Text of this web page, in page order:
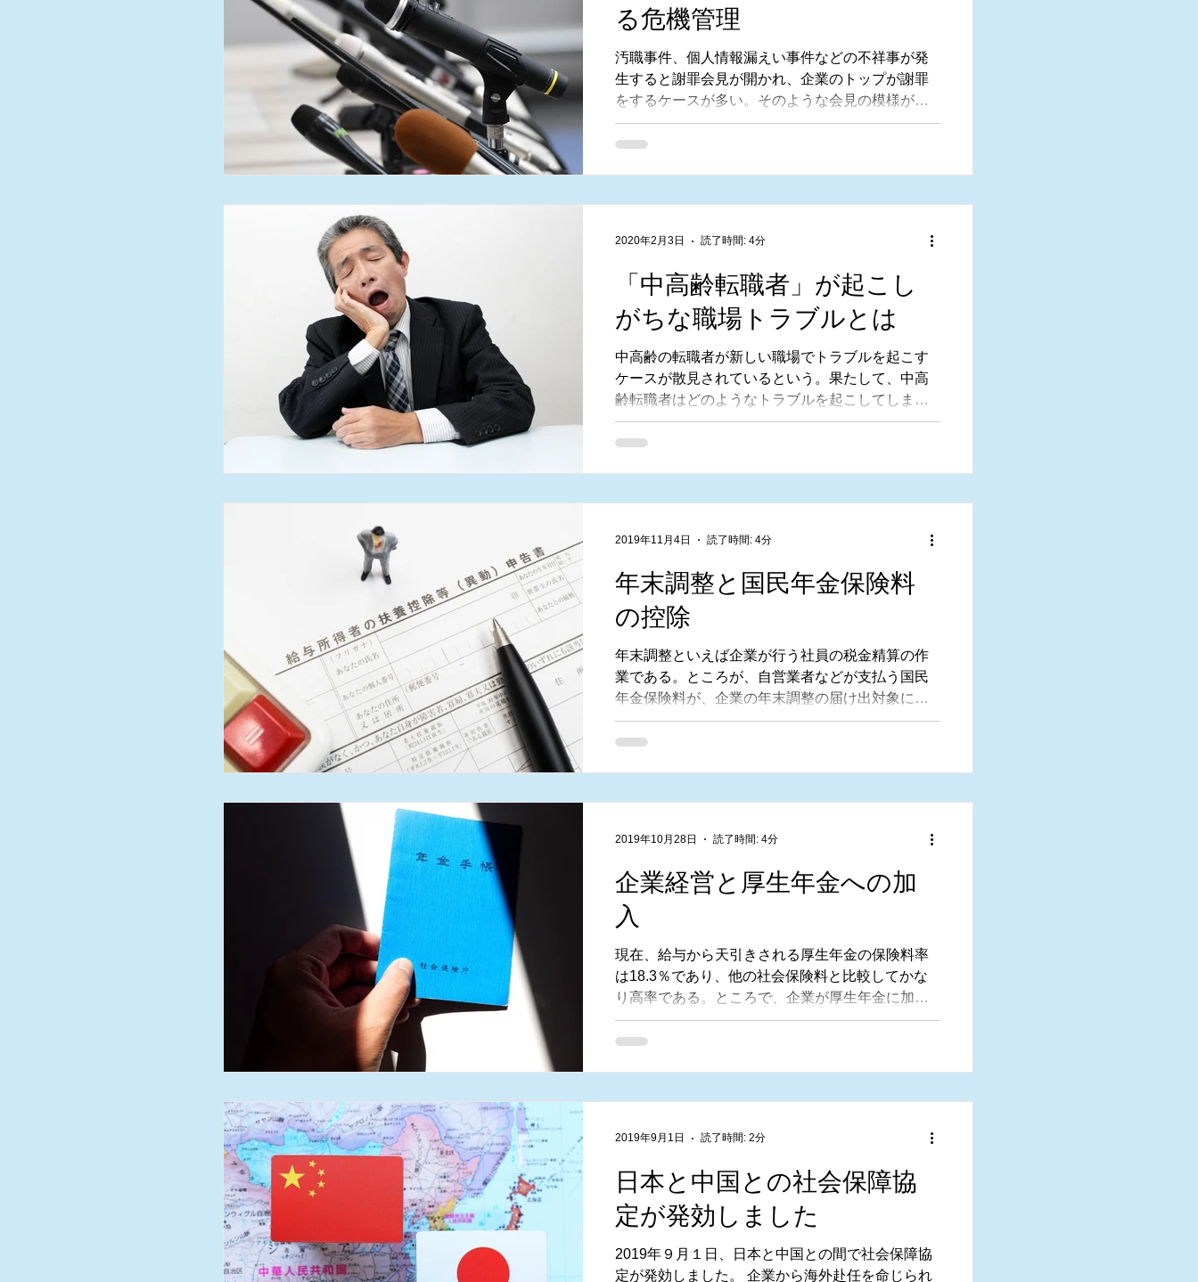
る危機管理
汚職事件、個人情報漏えい事件などの不祥事が発
生すると謝罪会見が開かれ、企業のトップが謝罪
をするケースが多い。そのような会見の模様がテ
レビ報道などで伝えられるたびに感じることがあ
る。「このトップは本当に謝罪をする気があるの
「中高齢転職者」が起こし
がちな職場トラブルとは
中高齢の転職者が新しい職場でトラブルを起こす
ケースが散見されているという。果たして、中高
齢転職者はどのようなトラブルを起こしてしまう
のだろうか。
2020年2月3日 読了時間: 4分
年末調整と国民年金保険料
の控除
年末調整といえば企業が行う社員の税金精算の作
業である。ところが、自営業者などが支払う国民
年金保険料が、企業の年末調整の届け出対象にな
ることがある。
2019年11月4日 読了時間: 4分
企業経営と厚生年金への加
入
現在、給与から天引きされる厚生年金の保険料率
は18.3％であり、他の社会保険料と比較してかな
り高率である。ところで、企業が厚生年金に加入
して保険料を納める行為には、どのような意味が
あるのだろうか。
2019年10月28日 読了時間: 4分
日本と中国との社会保障協
定が発効しました
2019年９月１日、日本と中国との間で社会保障協
定が発効しました。 企業から海外赴任を命じられ
2019年9月1日 読了時間: 2分